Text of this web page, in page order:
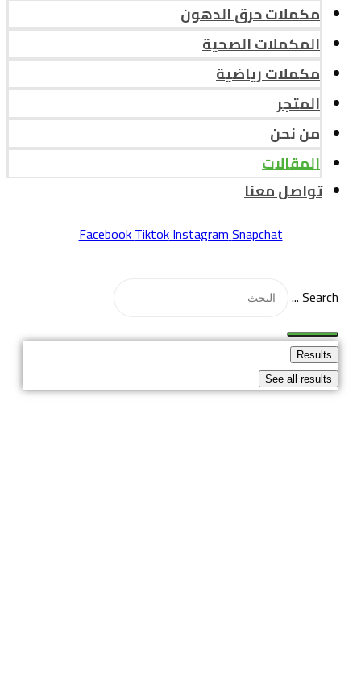
مكملات حرق الدهون
المكملات الصحية
مكملات رياضية
المتجر
من نحن
المقالات
تواصل معنا
FacebookTiktokInstagramSnapchat
Search ...
Results
See all results